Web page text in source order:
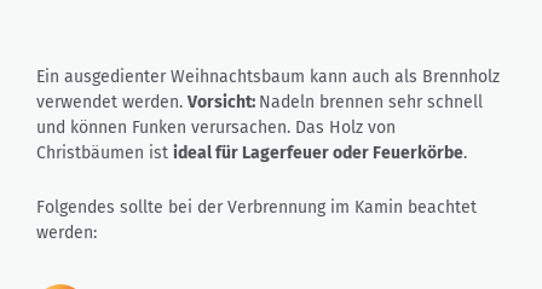
Ein ausgedienter Weihnachtsbaum kann auch als Brennholz
verwendet werden. Vorsicht: Nadeln brennen sehr schnell
und können Funken verursachen. Das Holz von
Christbäumen ist ideal für Lagerfeuer oder Feuerkörbe.
Folgendes sollte bei der Verbrennung im Kamin beachtet
werden: